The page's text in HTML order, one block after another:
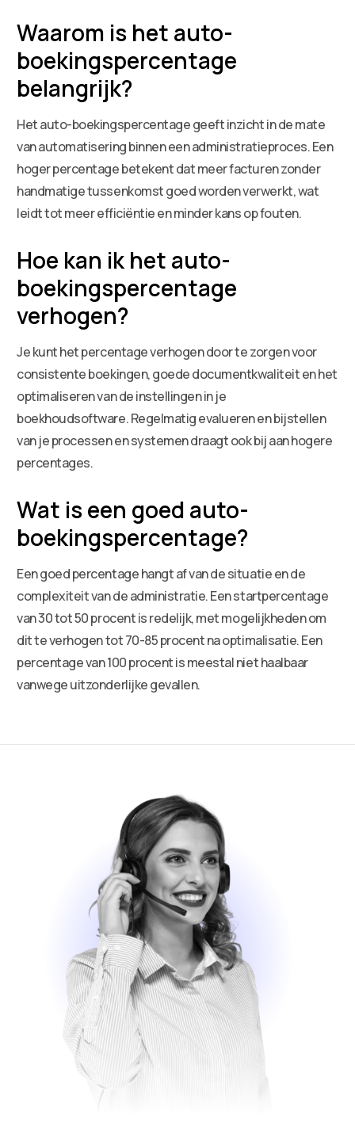
Waarom is het auto-
boekingspercentage
belangrijk?
Het auto-boekingspercentage geeft inzicht in de mate
van automatisering binnen een administratieproces. Een
hoger percentage betekent dat meer facturen zonder
handmatige tussenkomst goed worden verwerkt, wat
leidt tot meer efficiëntie en minder kans op fouten.
Hoe kan ik het auto-
boekingspercentage
verhogen?
Je kunt het percentage verhogen door te zorgen voor
consistente boekingen, goede documentkwaliteit en het
optimaliseren van de instellingen in je
boekhoudsoftware. Regelmatig evalueren en bijstellen
van je processen en systemen draagt ook bij aan hogere
percentages.
Wat is een goed auto-
boekingspercentage?
Een goed percentage hangt af van de situatie en de
complexiteit van de administratie. Een startpercentage
van 30 tot 50 procent is redelijk, met mogelijkheden om
dit te verhogen tot 70-85 procent na optimalisatie. Een
percentage van 100 procent is meestal niet haalbaar
vanwege uitzonderlijke gevallen.